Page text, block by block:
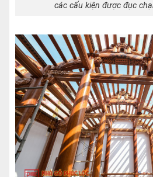
các cấu kiện được đục